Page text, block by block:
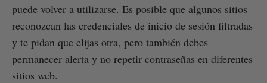
puede volver a utilizarse. Es posible que algunos sitios
reconozcan las credenciales de inicio de sesión filtradas
y te pidan que elijas otra, pero también debes
permanecer alerta y no repetir contraseñas en diferentes
sitios web.